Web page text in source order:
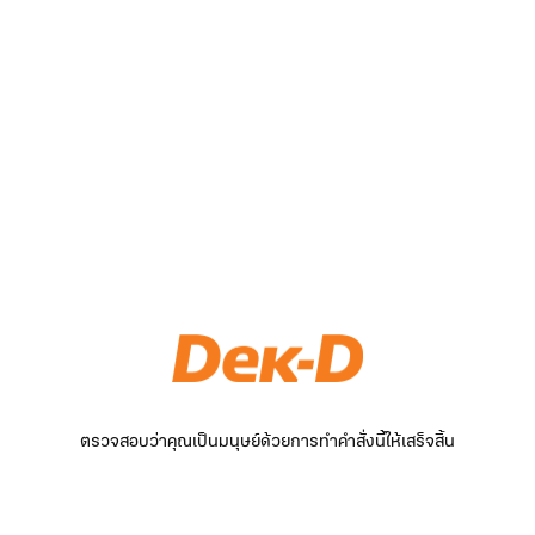
ตรวจสอบว่าคุณเป็นมนุษย์ด้วยการทำคำสั่งนี้ให้เสร็จสิ้น